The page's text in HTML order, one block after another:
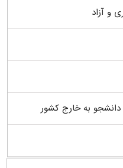
و آزاد
به خارج کشور